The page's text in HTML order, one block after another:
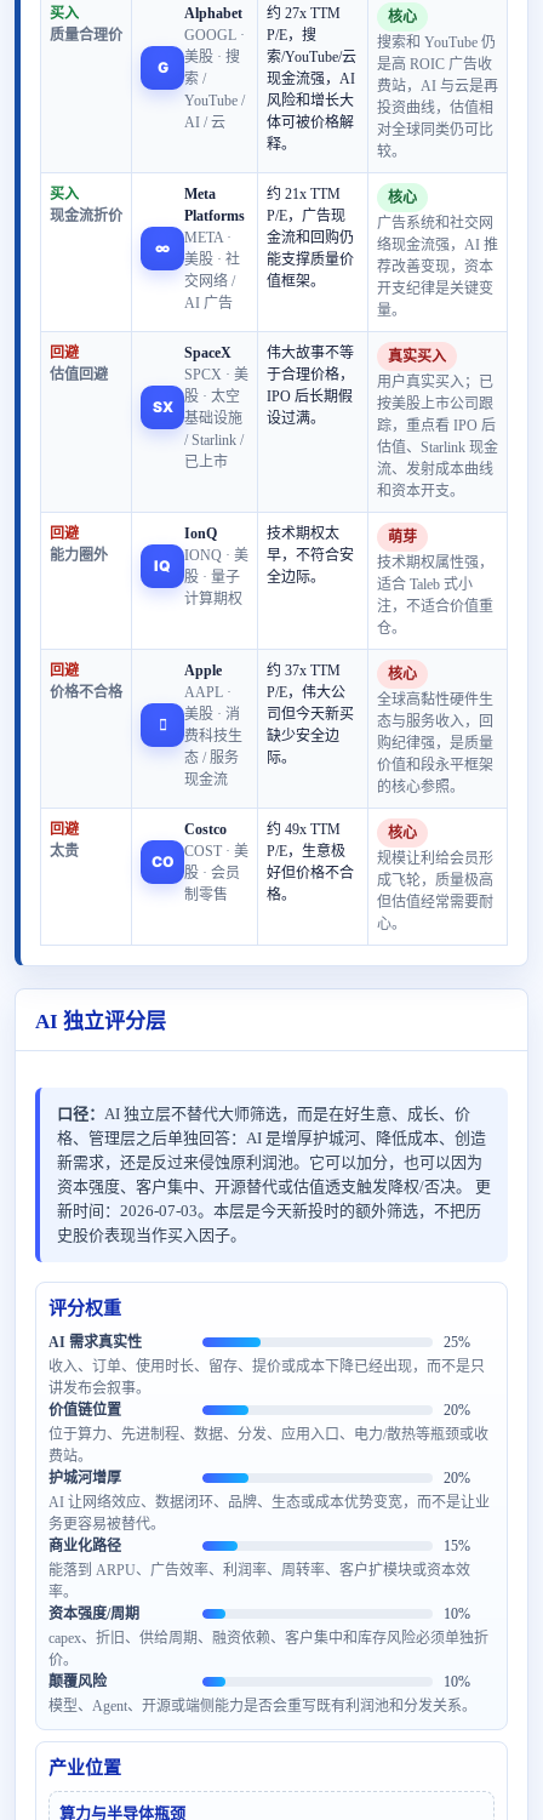
买入
质量合理价
G
Alphabet
GOOGL ·
美股 · 搜
索 /
YouTube /
AI / 云
约 27x TTM
P/E，搜
索/YouTube/云
现金流强，AI
风险和增长大
体可被价格解
释。
核心
搜索和 YouTube 仍
是高 ROIC 广告收
费站，AI 与云是再
投资曲线，估值相
对全球同类仍可比
较。
买入
现金流折价
∞
Meta
Platforms
META ·
美股 · 社
交网络 /
AI 广告
约 21x TTM
P/E，广告现
金流和回购仍
能支撑质量价
值框架。
核心
广告系统和社交网
络现金流强，AI 推
荐改善变现，资本
开支纪律是关键变
量。
回避
估值回避
SX
SpaceX
SPCX · 美
股 · 太空
基础设施
/ Starlink /
已上市
伟大故事不等
于合理价格，
IPO 后长期假
设过满。
真实买入
用户真实买入；已
按美股上市公司跟
踪，重点看 IPO 后
估值、Starlink 现金
流、发射成本曲线
和资本开支。
回避
能力圈外
IQ
IonQ
IONQ · 美
股 · 量子
计算期权
技术期权太
早，不符合安
全边际。
萌芽
技术期权属性强，
适合 Taleb 式小
注，不适合价值重
仓。
回避
价格不合格

Apple
AAPL ·
美股 · 消
费科技生
态 / 服务
现金流
约 37x TTM
P/E，伟大公
司但今天新买
缺少安全边
际。
核心
全球高黏性硬件生
态与服务收入，回
购纪律强，是质量
价值和段永平框架
的核心参照。
回避
太贵
CO
Costco
COST · 美
股 · 会员
制零售
约 49x TTM
P/E，生意极
好但价格不合
格。
核心
规模让利给会员形
成飞轮，质量极高
但估值经常需要耐
心。
AI 独立评分层
口径： AI 独立层不替代大师筛选，而是在好生意、成长、价
格、管理层之后单独回答：AI 是增厚护城河、降低成本、创造
新需求，还是反过来侵蚀原利润池。它可以加分，也可以因为
资本强度、客户集中、开源替代或估值透支触发降权/否决。 更
新时间：2026-07-03。本层是今天新投时的额外筛选，不把历
史股价表现当作买入因子。
评分权重
AI 需求真实性
25%
收入、订单、使用时长、留存、提价或成本下降已经出现，而不是只
讲发布会叙事。
价值链位置
20%
位于算力、先进制程、数据、分发、应用入口、电力/散热等瓶颈或收
费站。
护城河增厚
20%
AI 让网络效应、数据闭环、品牌、生态或成本优势变宽，而不是让业
务更容易被替代。
商业化路径
15%
能落到 ARPU、广告效率、利润率、周转率、客户扩模块或资本效
率。
资本强度/周期
10%
capex、折旧、供给周期、融资依赖、客户集中和库存风险必须单独折
价。
颠覆风险
10%
模型、Agent、开源或端侧能力是否会重写既有利润池和分发关系。
产业位置
算力与半导体瓶颈